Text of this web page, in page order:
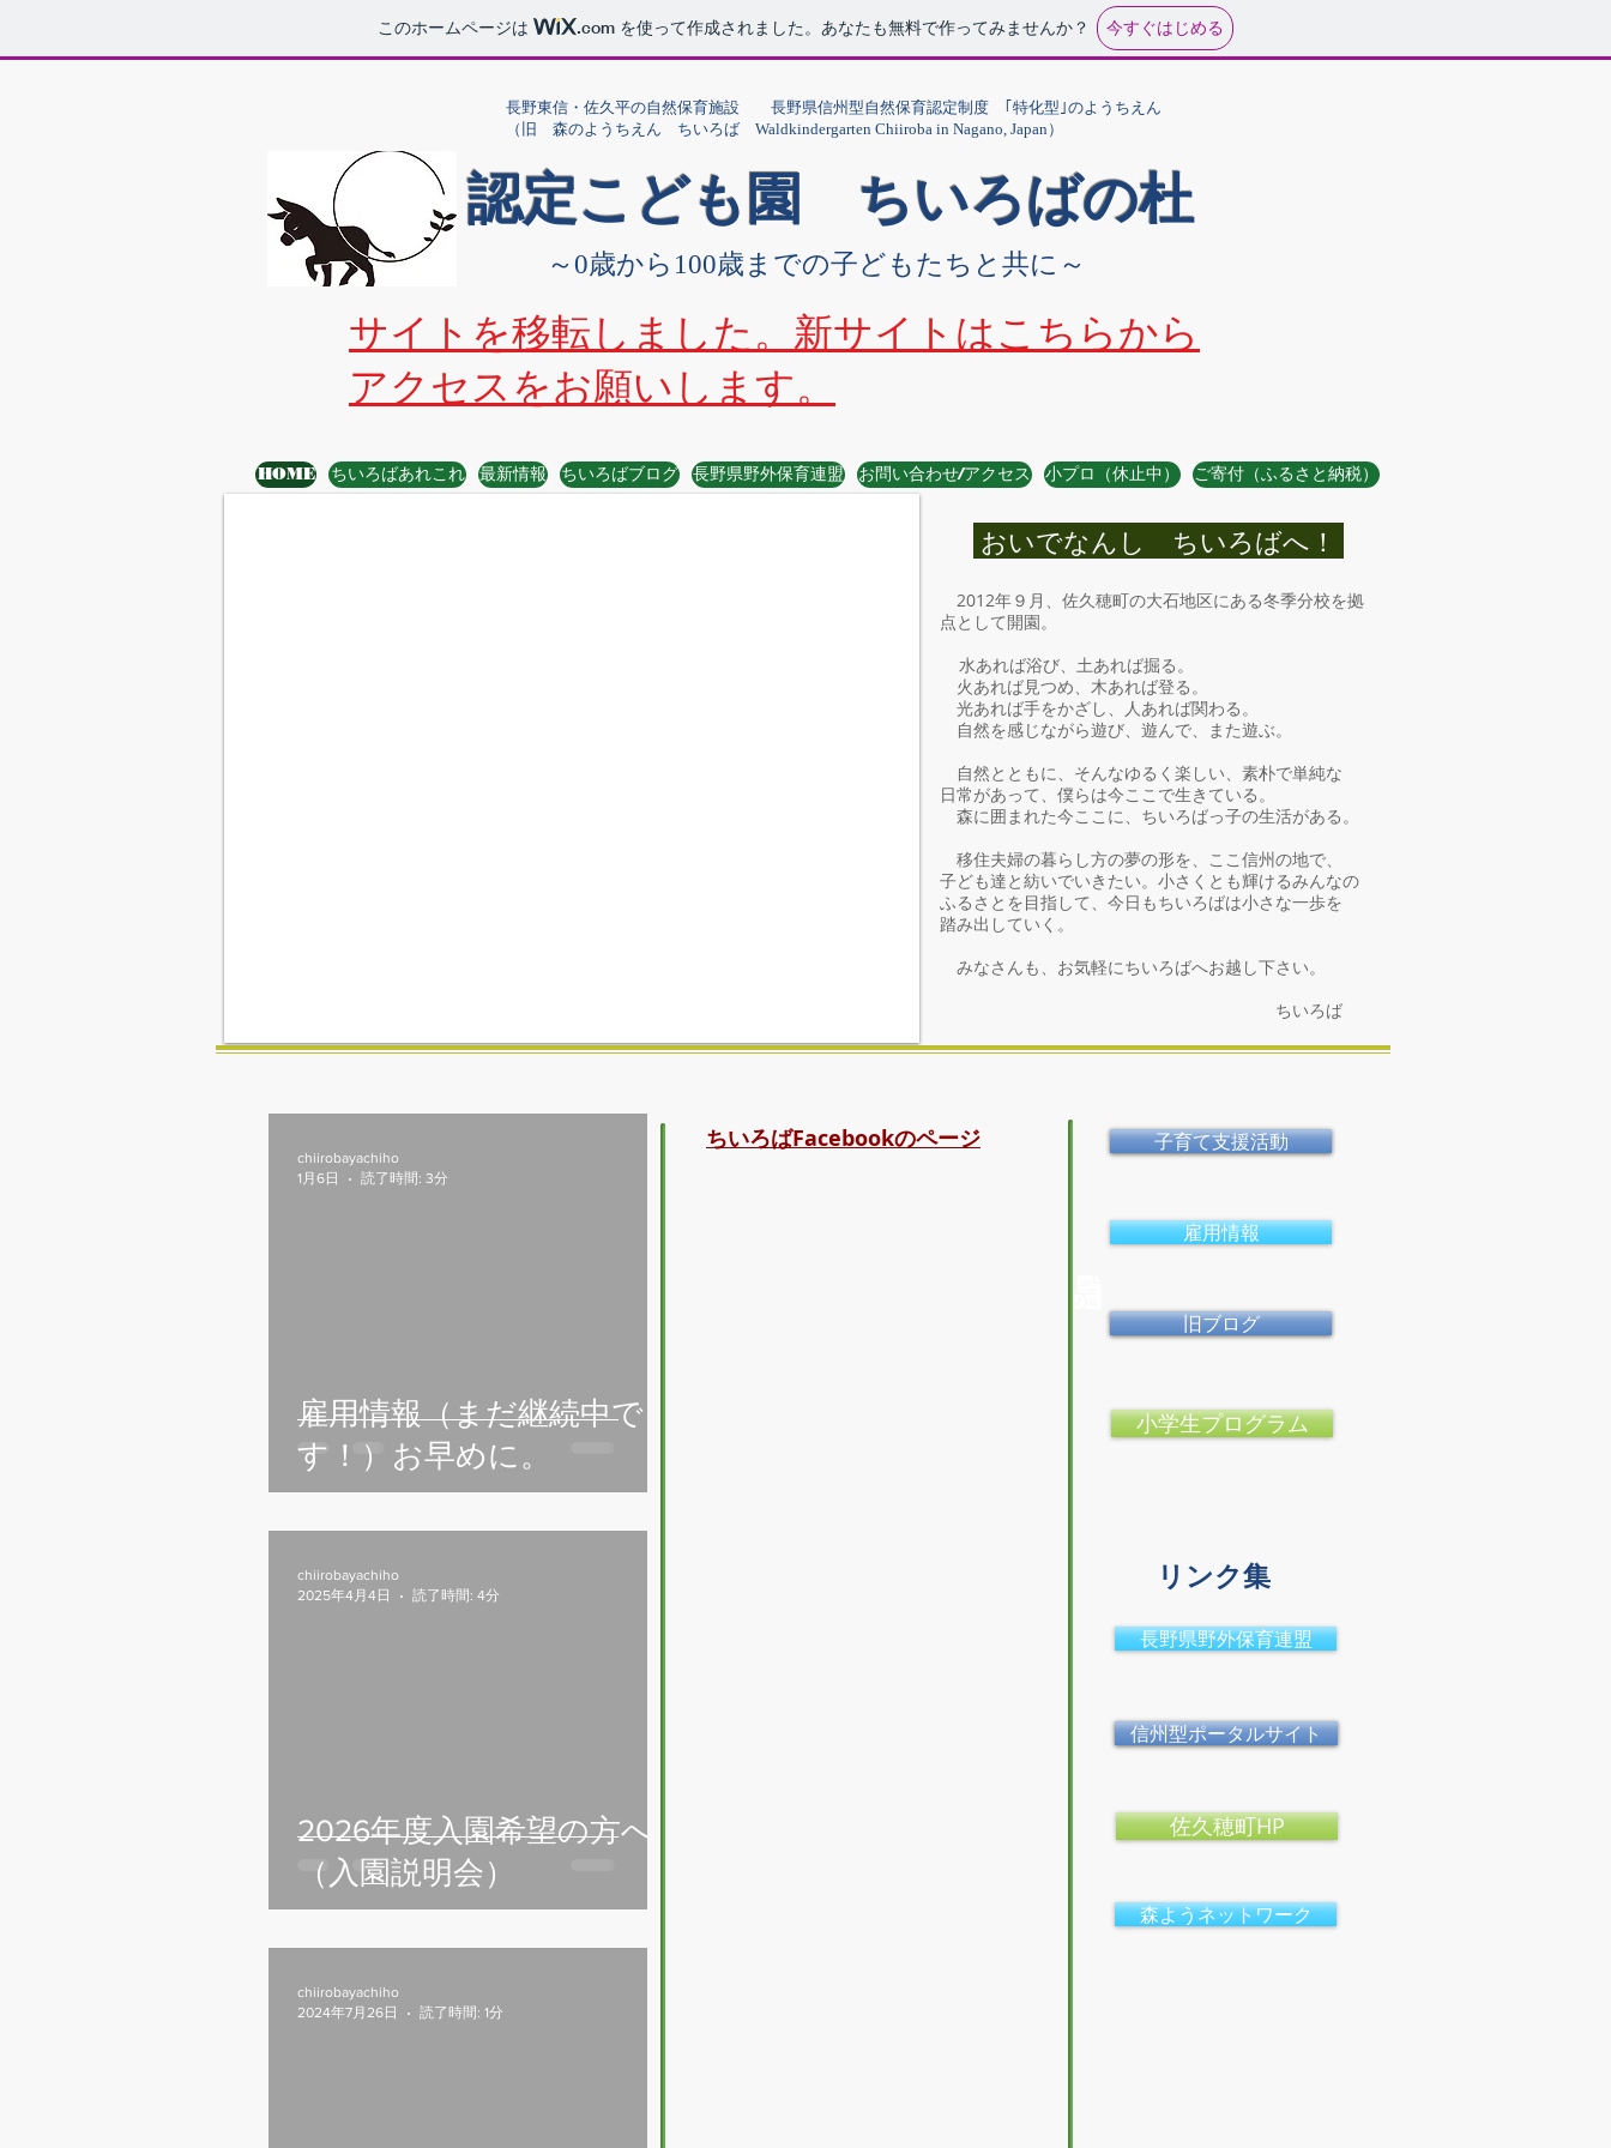
このホームページは .com を使って作成されました。あなたも無料で作ってみませんか？ 今すぐはじめる
サイトを移転しました。新サイトはこちらから
アクセスをお願いします。
長野東信・佐久平の自然保育施設 長野県信州型自然保育認定制度 ｢特化型｣のようちえん
​（旧 森のようちえん ちいろば Waldkindergarten Chiiroba in Nagano, Japan）
​認定こども園 ちいろばの杜
～0歳から100歳までの子どもたちと共に～
HOME ちいろばあれこれ 最新情報 ちいろばブログ 長野県野外保育連盟 お問い合わせ/アクセス 小プロ（休止中） ご寄付（ふるさと納税）
おいでなんし ちいろばへ！
2012年９月、佐久穂町の大石地区にある冬季分校を拠
点として開園。
水あれば浴び、土あれば掘る。
火あれば見つめ、木あれば登る。
光あれば手をかざし、人あれば関わる。
自然を感じながら遊び、遊んで、また遊ぶ。
自然とともに、そんなゆるく楽しい、素朴で単純な
日常があって、僕らは今ここで生きている。
森に囲まれた今ここに、ちいろばっ子の生活がある。
移住夫婦の暮らし方の夢の形を、ここ信州の地で、
子ども達と紡いでいきたい。小さくとも輝けるみんなの
ふるさとを目指して、今日もちいろばは小さな一歩を
踏み出していく。
みなさんも、お気軽にちいろばへお越し下さい。
ちいろば
ちいろばFacebookのページ 子育て支援活動
雇用情報
旧ブログ
小学生プログラム
リンク集
長野県野外保育連盟
信州型ポータルサイト
佐久穂町HP
森ようネットワーク
雇用情報（まだ継続中で
す！）お早めに。
chiirobayachiho
1月6日
読了時間: 3分
2026年度入園希望の方へ
（入園説明会）
chiirobayachiho
2025年4月4日
読了時間: 4分
chiirobayachiho
2024年7月26日
読了時間: 1分